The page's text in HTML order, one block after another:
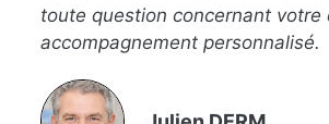
toute question concernant votre
accompagnement personnalisé.